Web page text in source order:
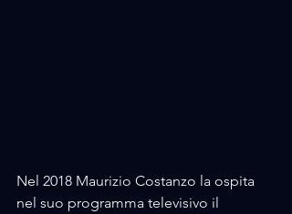
Nel 2018 Maurizio Costanzo la ospita
nel suo programma televisivo il